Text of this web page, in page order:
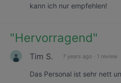
kann ich nur empfehlen!
"Hervorragend"
Tim S. 7 years ago · 1 review
Das Personal ist sehr nett